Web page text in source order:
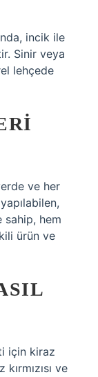
incik ile
Sinir veya
lehçede
ve her
sahip, hem
ürün ve
için kiraz
ve